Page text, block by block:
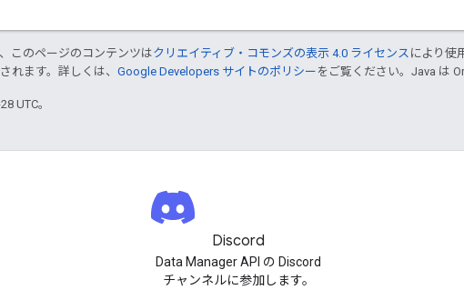
このページのコンテンツはクリエイティブ・コモンズの表示 4.0 ライセンス により使
れます。詳しくは、 Google Developers サイトのポリシー をご覧ください。Java は
UTC。
Discord
Data Manager API の Discord
チャンネルに参加します。